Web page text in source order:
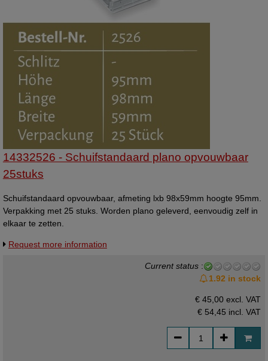
14332526 - Schuifstandaard plano opvouwbaar
25stuks
Schuifstandaard opvouwbaar, afmeting lxb 98x59mm hoogte 95mm.
Verpakking met 25 stuks. Worden plano geleverd, eenvoudig zelf in
elkaar te zetten.
Request more information
Current status :
1.92 in stock
€ 45,00 excl. VAT
€ 54,45 incl. VAT